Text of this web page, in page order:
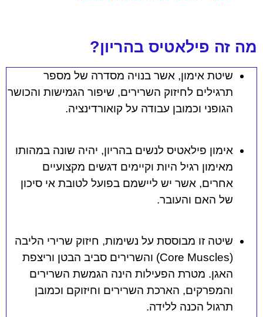
מה זה פילאטיס בהריון?
שיטת אימון, אשר בנויה מסדרה של מספר
תרגילים לחיזוק השרירים, שיפור הגמישות והכושר
הגופני וכמובן עבודה על קואורדינציה.
אימון פילאטיס לנשים בהריון, יהיה שונה במהותו
מאימון רגיל היות וקיימים דגשים מקצועיים
אחרים, אשר יש ליישמם בפועל לטובת אי סיכון
של האם והעובר.
שיטה זו מבוססת על נשימות, חיזוק שרירי הליבה
(
Core Muscles) והשרירים סביב הבטן וריצפת
האגן. מטרת הפעילות הינה הגמשת השרירים
והמפרקים, הארכת השרירים וחיזוקם וכמובן
תרגול הכנה ללידה.